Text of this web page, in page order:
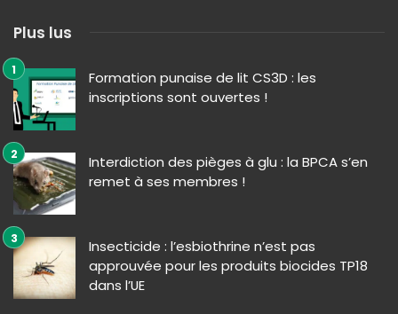
Plus lus
Formation punaise de lit CS3D : les
inscriptions sont ouvertes !
Interdiction des pièges à glu : la BPCA s’en
remet à ses membres !
Insecticide : l’esbiothrine n’est pas
approuvée pour les produits biocides TP18
dans l’UE